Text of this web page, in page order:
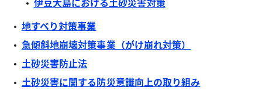
地すべり対策事業
急傾斜地崩壊対策事業（がけ崩れ対策）
土砂災害防止法
土砂災害に関する防災意識向上の取り組み